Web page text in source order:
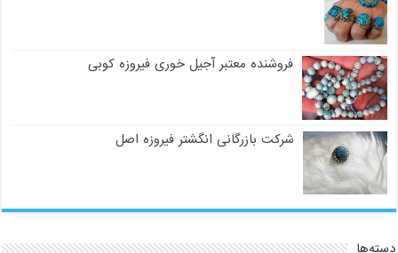
فروشنده معتبر آجیل خوری فیروزه کوبی
شرکت بازرگانی انگشتر فیروزه اصل
دسته‌ها